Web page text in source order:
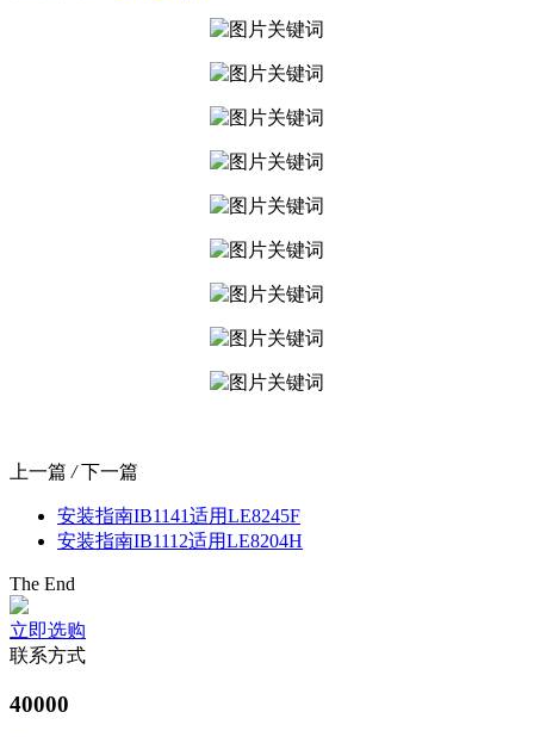
上一篇 /下一篇
安装指南IB1141适用LE8245F
安装指南IB1112适用LE8204H
The End
立即选购
联系方式
40000